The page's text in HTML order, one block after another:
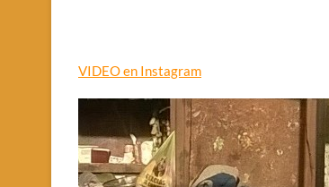
VIDEO en Instagram